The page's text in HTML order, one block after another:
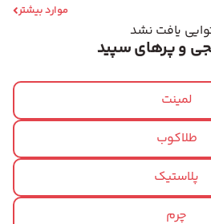
موارد بیشتر
یافت نشد
و پرهای سپید
لمینت
طلاکوب
پلاستیک
چرم